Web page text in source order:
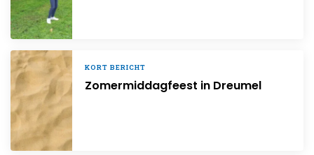
KORT BERICHT
Zomermiddagfeest in Dreumel